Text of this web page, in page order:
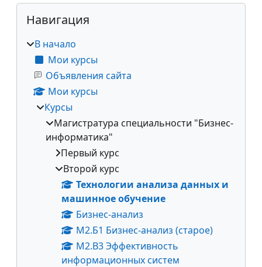
Блоки
Пропустить Навигация
Навигация
В начало
Мои курсы
Объявления сайта
Мои курсы
Курсы
Магистратура специальности "Бизнес-
информатика"
Первый курс
Второй курс
Технологии анализа данных и
машинное обучение
Бизнес-анализ
М2.Б1 Бизнес-анализ (старое)
М2.В3 Эффективность
информационных систем